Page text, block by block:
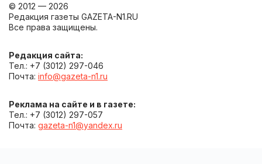
© 2012 — 2026
Редакция газеты GAZETA-N1.RU
Все права защищены.
Редакция сайта:
Тел.: +7 (3012) 297-046
Почта: info@gazeta-n1.ru
Реклама на сайте и в газете:
Тел.: +7 (3012) 297-057
Почта: gazeta-n1@yandex.ru